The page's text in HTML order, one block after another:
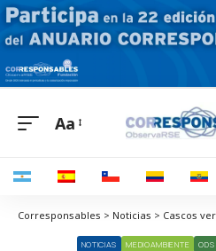
Aa
NOTICIAS MEDIOAMBIENTE